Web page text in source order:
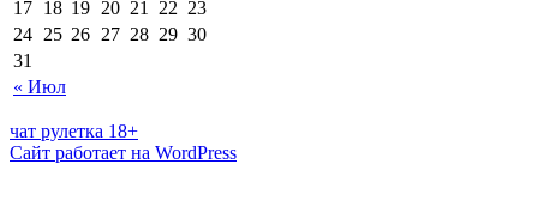
« Июл
17 18 19 20 21 22 23
24 25 26 27 28 29 30
31
чат рулетка 18+
Сайт работает на WordPress